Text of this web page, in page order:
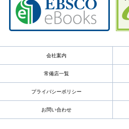
会社案内
常備店一覧
プライバシーポリシー
お問い合わせ